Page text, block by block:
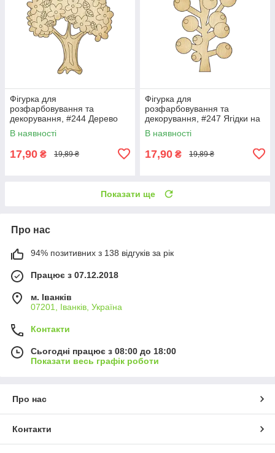
Фігурка для
розфарбовування та
декорування, #244 Дерево
В наявності
17,90 ₴ 19,89 ₴
Фігурка для
розфарбовування та
декорування, #247 Ягідки на
гілці — 1
В наявності
17,90 ₴ 19,89 ₴
Показати ще
Про нас
94% позитивних з 138 відгуків за рік
Працює з 07.12.2018
м. Іванків
07201, Іванків, Україна
Контакти
Сьогодні працює з 08:00 до 18:00
Показати весь графік роботи
Про нас
Контакти